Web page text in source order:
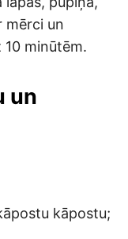
mērci un
minūtēm.
un
kāpostu;